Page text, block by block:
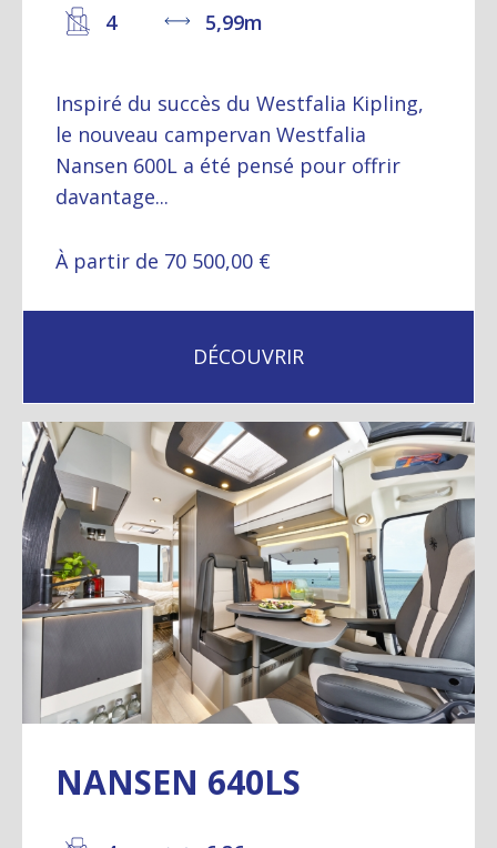
4 5,99m
Inspiré du succès du Westfalia Kipling,
le nouveau campervan Westfalia
Nansen 600L a été pensé pour offrir
davantage...
À partir de 70 500,00 €
DÉCOUVRIR
NANSEN 640LS